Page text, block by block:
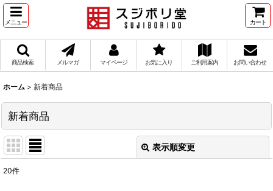
メニュー カート
商品検索 メルマガ マイページ お気に入り ご利用案内 お問い合わせ
ホーム > 新着商品
新着商品
表示順変更
20件